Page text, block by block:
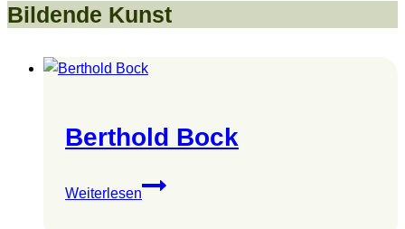
Bildende Kunst
Berthold Bock
Weiterlesen
Berthold